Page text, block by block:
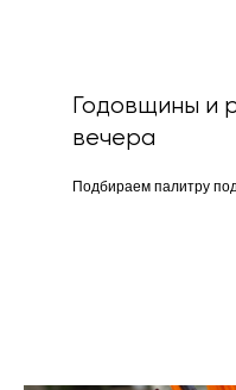
Годовщины и
вечера
Подбираем палитру